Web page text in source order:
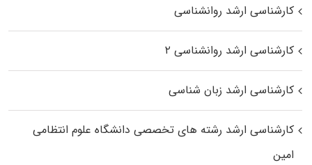
کارشناسی ارشد روانشناسی
کارشناسی ارشد روانشناسی ۲
کارشناسی ارشد زبان شناسی
کارشناسی ارشد رﺷﺘﻪ ﻫﺎی تخصصی داﻧﺸﮕﺎه ﻋﻠﻮم انتظامی
اﻣﻴﻦ